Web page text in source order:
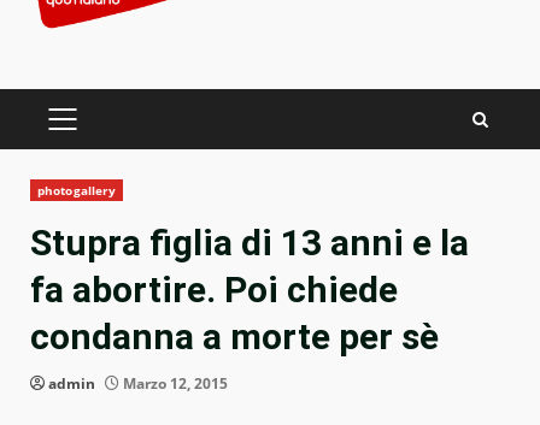
PRIMARY
photogallery
Stupra figlia di 13 anni e la
fa abortire. Poi chiede
condanna a morte per sè
admin Marzo 12, 2015